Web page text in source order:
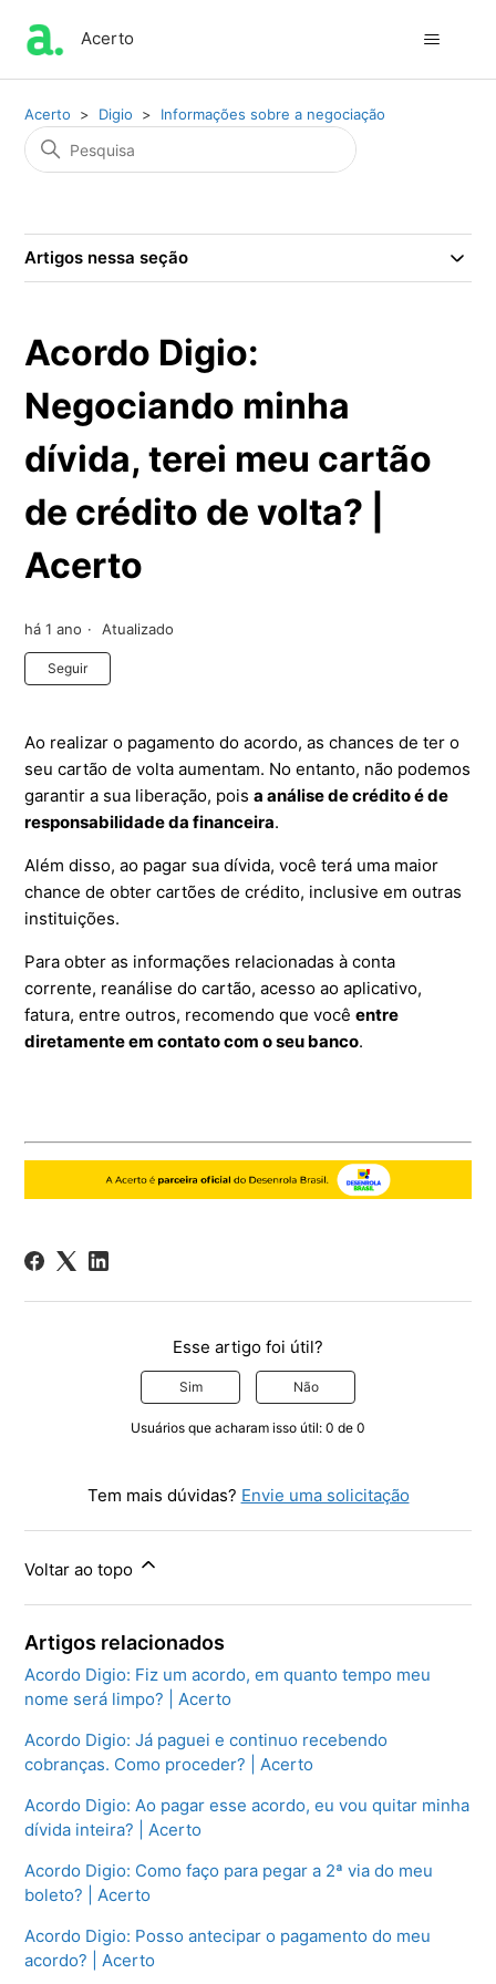
Acerto
Acerto Digio Informações sobre a negociação
Artigos nessa seção
Acordo Digio:
Negociando minha
dívida, terei meu cartão
de crédito de volta? |
Acerto
há 1 ano Atualizado
Seguir
Ao realizar o pagamento do acordo, as chances de ter o
seu cartão de volta aumentam. No entanto, não podemos
garantir a sua liberação, poisa análise de crédito é de
responsabilidade da financeira.
Além disso, ao pagar sua dívida, você terá uma maior
chance de obter cartões de crédito, inclusive em outras
instituições.
Para obter as informações relacionadas à conta
corrente, reanálise do cartão, acesso ao aplicativo,
fatura, entre outros, recomendo que vocêentre
diretamente em contato com o seu banco.
Esse artigo foi útil?
Sim Não
Usuários que acharam isso útil: 0 de 0
Tem mais dúvidas? Envie uma solicitação
Voltar ao topo
Artigos relacionados
Acordo Digio: Fiz um acordo, em quanto tempo meu
nome será limpo? | Acerto
Acordo Digio: Já paguei e continuo recebendo
cobranças. Como proceder? | Acerto
Acordo Digio: Ao pagar esse acordo, eu vou quitar minha
dívida inteira? | Acerto
Acordo Digio: Como faço para pegar a 2ª via do meu
boleto? | Acerto
Acordo Digio: Posso antecipar o pagamento do meu
acordo? | Acerto